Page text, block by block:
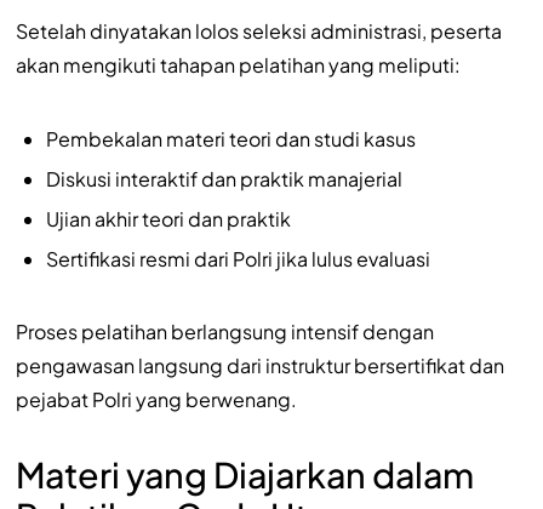
Setelah dinyatakan lolos seleksi administrasi, peserta
akan mengikuti tahapan pelatihan yang meliputi:
Pembekalan materi teori dan studi kasus
Diskusi interaktif dan praktik manajerial
Ujian akhir teori dan praktik
Sertifikasi resmi dari Polri jika lulus evaluasi
Proses pelatihan berlangsung intensif dengan
pengawasan langsung dari instruktur bersertifikat dan
pejabat Polri yang berwenang.
Materi yang Diajarkan dalam